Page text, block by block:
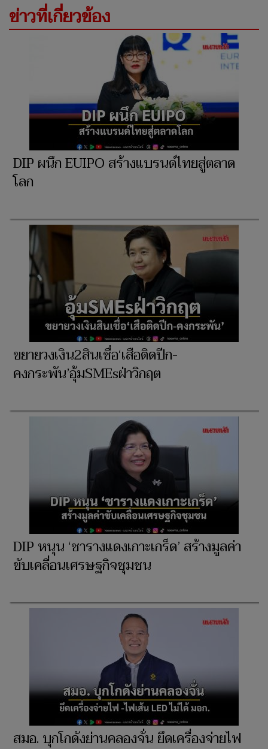
ข่าวที่เกี่ยวข้อง
DIP ผนึก EUIPO สร้างแบรนด์ไทยสู่ตลาด
โลก
ขยายวงเงิน2สินเชื่อ‘เสือติดปีก-
คงกระพัน’อุ้มSMEsฝ่าวิกฤต
DIP หนุน ‘ชารางแดงเกาะเกร็ด’ สร้างมูลค่า
ขับเคลื่อนเศรษฐกิจชุมชน
สมอ. บุกโกดังย่านคลองจั่น ยึดเครื่องจ่ายไฟ